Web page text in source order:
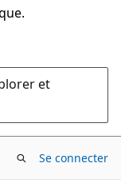
et
Se connecter